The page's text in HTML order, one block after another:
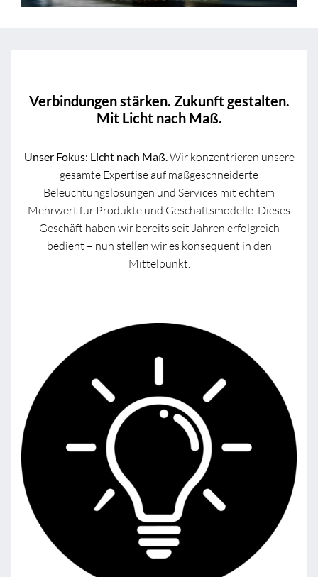
Verbindungen stärken. Zukunft gestalten.
Mit Licht nach Maß.
Unser Fokus: Licht nach Maß.Wir konzentrieren unsere
gesamte Expertise auf maßgeschneiderte
Beleuchtungslösungen und Services mit echtem
Mehrwert für Produkte und Geschäftsmodelle. Dieses
Geschäft haben wir bereits seit Jahren erfolgreich
bedient – nun stellen wir es konsequent in den
Mittelpunkt.